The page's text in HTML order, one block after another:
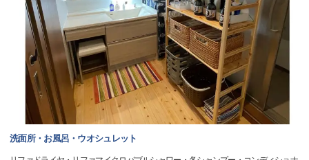
洗面所・お風呂・ウオシュレット